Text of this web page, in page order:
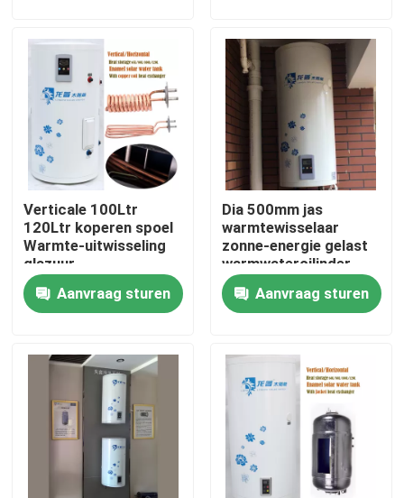
Video's
Over ons
Fabriekstocht
Kwaliteitscontrole
Neem contact met ons op
Gevallen
Zonne-thermische kachel
Verticale 100Ltr
120Ltr koperen spoel
Warmte-uitwisseling
glazuur
zonnewarmwater tank
voor woonruimte
Aanvraag sturen
Dia 500mm jas
warmtewisselaar
zonne-energie gelast
warmwatercilinder
verticale zonne-
energie water tank
Aanvraag sturen